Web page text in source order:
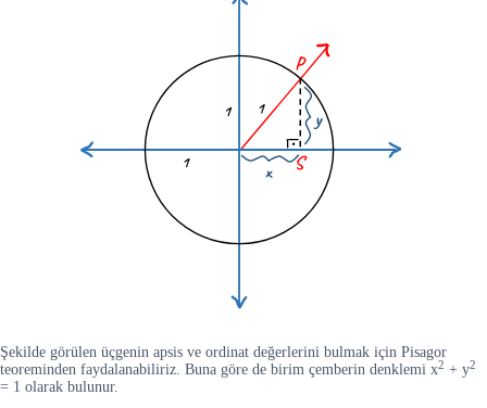
Şekilde görülen üçgenin apsis ve ordinat değerlerini bulmak için Pisagor
teoreminden faydalanabiliriz. Buna göre de birim çemberin denklemi x2 + y2
= 1 olarak bulunur.